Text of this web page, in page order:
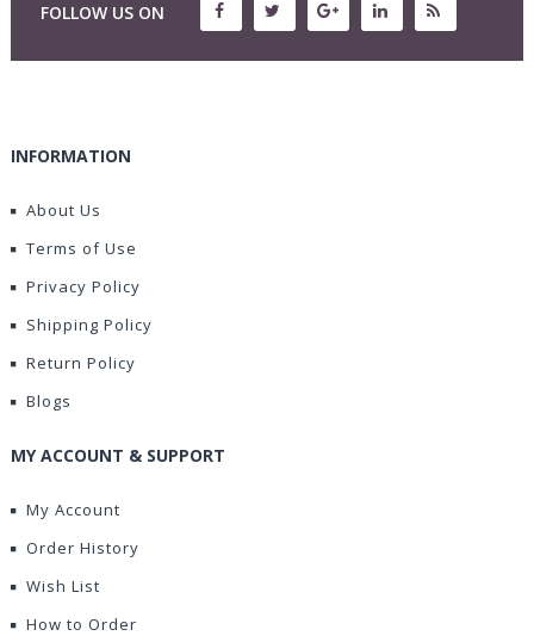
FOLLOW US ON
INFORMATION
About Us
Terms of Use
Privacy Policy
Shipping Policy
Return Policy
Blogs
MY ACCOUNT & SUPPORT
My Account
Order History
Wish List
How to Order